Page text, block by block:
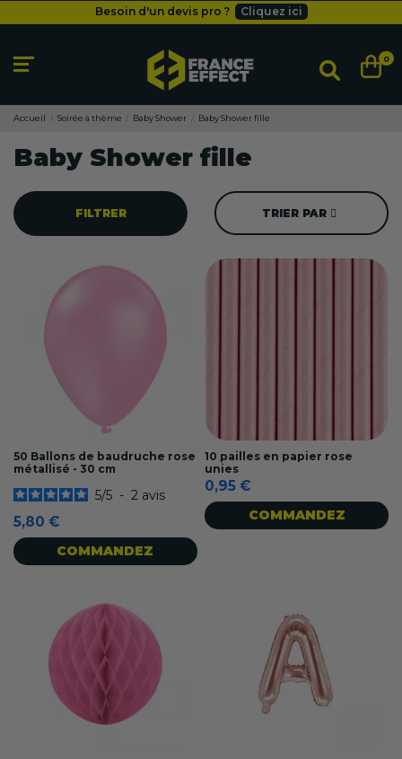
Livraison gratuite dès 49€
Livraison gratuite dès 49 0
Accueil Soirée à thème Baby Shower Baby Shower fille
Baby Shower fille
FILTRER TRIER PAR
50 Ballons de baudruche rose
métallisé - 30 cm
5/5 - 2 avis
5,80 €
COMMANDEZ
10 pailles en papier rose
unies
0,95 €
COMMANDEZ